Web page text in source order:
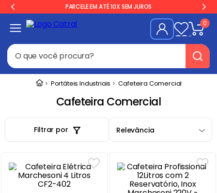
PARCELE EM ATÉ 10X SEM JUROS
0
O que você procura?
Portáteis Industriais Cafeteira Comercial
Cafeteira Comercial
Filtrar por Relevância
Termos mais buscados
Freezer
Balança
º Fogão Industrial
Gelopar